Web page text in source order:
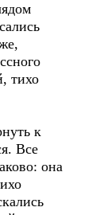
тихо
к
Все
она